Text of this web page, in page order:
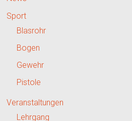
Sport
Blasrohr
Bogen
Gewehr
Pistole
Veranstaltungen
Lehrgang